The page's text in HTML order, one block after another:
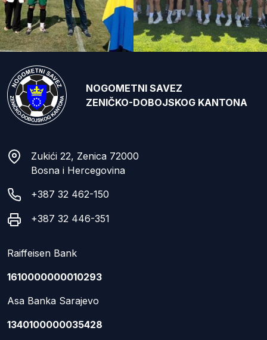
NOGOMETNI SAVEZ
ZENIČKO-DOBOJSKOG KANTONA
Zukići 22, Zenica 72000
Bosna i Hercegovina
+387 32 462-150
+387 32 446-351
Raiffeisen Bank
1610000000010293
Asa Banka Sarajevo
1340100000035428